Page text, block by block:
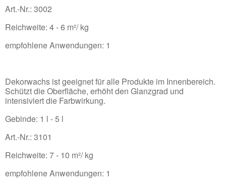
Art.-Nr.: 3002
Reichweite: 4 - 6 m²/ kg
empfohlene Anwendungen: 1
Dekorwachs ist geeignet für alle Produkte im Innenbereich.
Schützt die Oberfläche, erhöht den Glanzgrad und
intensiviert die Farbwirkung.
Gebinde: 1 l - 5 l
Art.-Nr.: 3101
Reichweite: 7 - 10 m²/ kg
empfohlene Anwendungen: 1